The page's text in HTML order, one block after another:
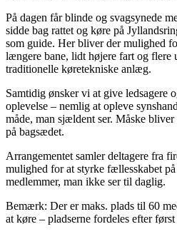
På dagen får blinde og svagsynede
sidde bag rattet og køre på
som guide. Her bliver der mulighed
længere bane, lidt højere fart og flere
traditionelle køretekniske anlæg.
Samtidig ønsker vi at give ledsagere
oplevelse – nemlig at opleve
måde, man sjældent ser. Måske
på bagsædet.
Arrangementet samler deltagere fra
mulighed for at styrke fællesskabet
medlemmer, man ikke ser til daglig.
Bemærk: Der er maks. plads til 60
at køre – pladserne fordeles efter